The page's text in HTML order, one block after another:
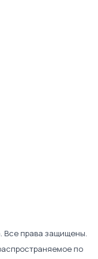
Все права защищены.
по